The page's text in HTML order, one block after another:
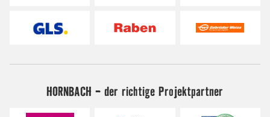
HORNBACH - der richtige Projektpartner